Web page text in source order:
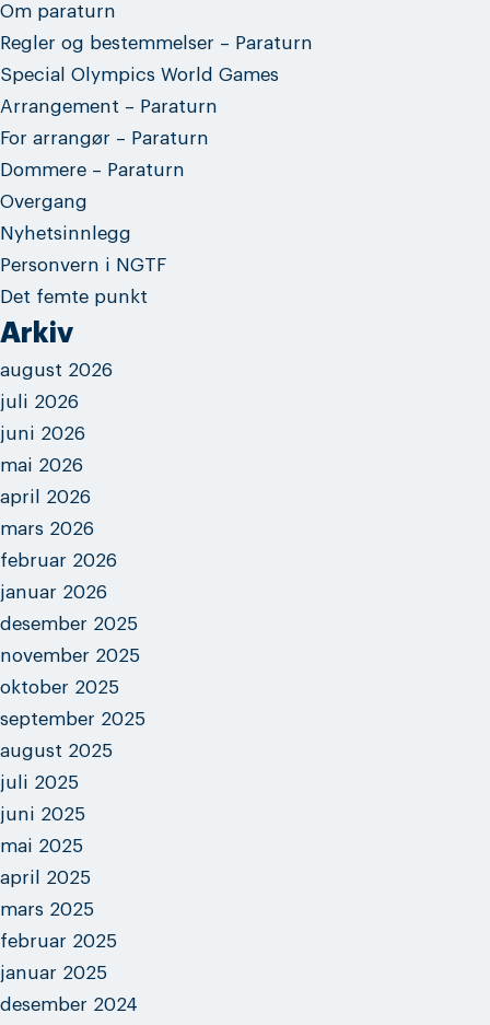
Om paraturn
Regler og bestemmelser – Paraturn
Special Olympics World Games
Arrangement – Paraturn
For arrangør – Paraturn
Dommere – Paraturn
Overgang
Nyhetsinnlegg
Personvern i NGTF
Det femte punkt
Arkiv
august 2026
juli 2026
juni 2026
mai 2026
april 2026
mars 2026
februar 2026
januar 2026
desember 2025
november 2025
oktober 2025
september 2025
august 2025
juli 2025
juni 2025
mai 2025
april 2025
mars 2025
februar 2025
januar 2025
desember 2024